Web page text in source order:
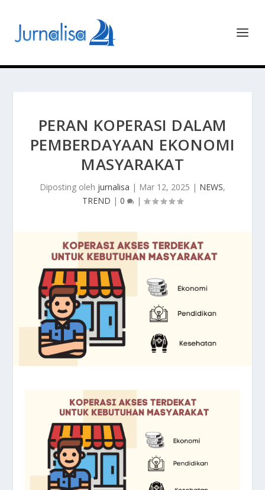
PERAN KOPERASI DALAM
PEMBERDAYAAN EKONOMI
MASYARAKAT
Diposting oleh jurnalisa | Mar 12, 2025 | NEWS,
TREND | 0 |